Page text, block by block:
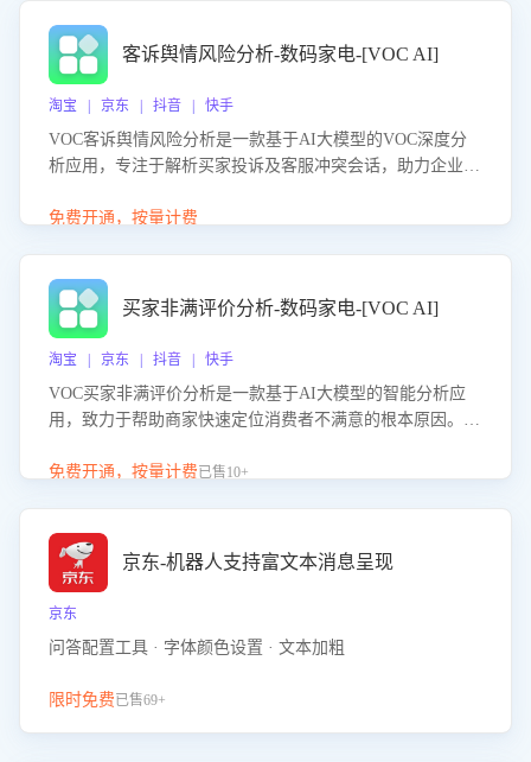
客诉舆情风险分析-数码家电-[VOC AI]
淘宝 | 京东 | 抖音 | 快手
VOC客诉舆情风险分析是一款基于AI大模型的VOC深度分
析应用，专注于解析买家投诉及客服冲突会话，助力企业精
别客户情绪、归因争议根源，并客观评估客服应对合理性与
能力，阻断差评扩散，维护品牌声誉，实现客户满意度的持
续提升。
免费开通，按量计费
买家非满评价分析-数码家电-[VOC AI]
淘宝 | 京东 | 抖音 | 快手
VOC买家非满评价分析是一款基于AI大模型的智能分析应
用，致力于帮助商家快速定位消费者不满意的根本原因。该
客服原因或其它部门原因，明确责任归属，提供可落地的改
改，有效提升客户满意度和店铺整体服务质量。
免费开通，按量计费已售10+
京东-机器人支持富文本消息呈现
京东
问答配置工具 · 字体颜色设置 · 文本加粗
限时免费已售69+